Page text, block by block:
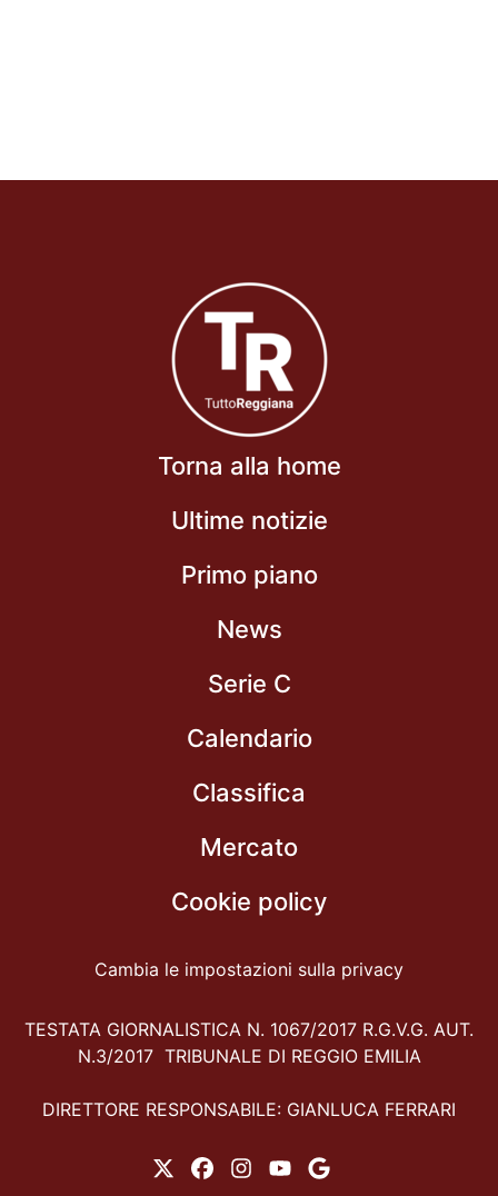
Torna alla home
Ultime notizie
Primo piano
News
Serie C
Calendario
Classifica
Mercato
Cookie policy
Cambia le impostazioni sulla privacy
TESTATA GIORNALISTICA N. 1067/2017 R.G.V.G. AUT.
N.3/2017 TRIBUNALE DI REGGIO EMILIA
DIRETTORE RESPONSABILE: GIANLUCA FERRARI